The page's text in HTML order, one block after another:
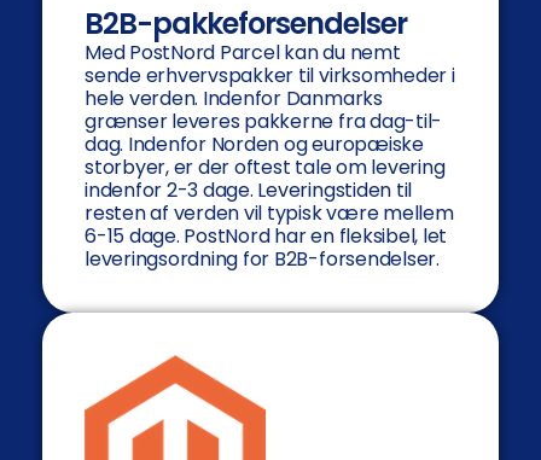
B2B-pakkeforsendelser
Med PostNord Parcel kan du nemt
sende erhvervspakker til virksomheder i
hele verden. Indenfor Danmarks
grænser leveres pakkerne fra dag-til-
dag. Indenfor Norden og europæiske
storbyer, er der oftest tale om levering
indenfor 2-3 dage. Leveringstiden til
resten af verden vil typisk være mellem
6-15 dage. PostNord har en fleksibel, let
leveringsordning for B2B-forsendelser.